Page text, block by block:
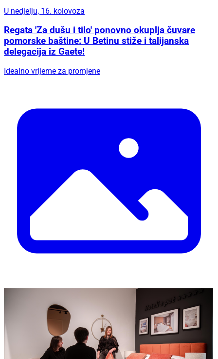
U nedjelju, 16. kolovoza
Regata 'Za dušu i tilo' ponovno okuplja čuvare
pomorske baštine: U Betinu stiže i talijanska
delegacija iz Gaete!
Idealno vrijeme za promjene